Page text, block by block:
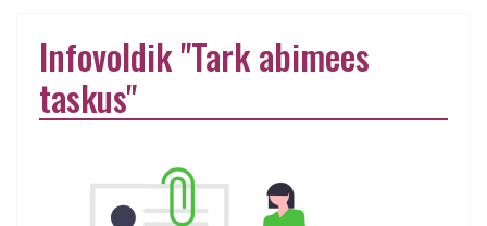
Infovoldik "Tark abimees
taskus"